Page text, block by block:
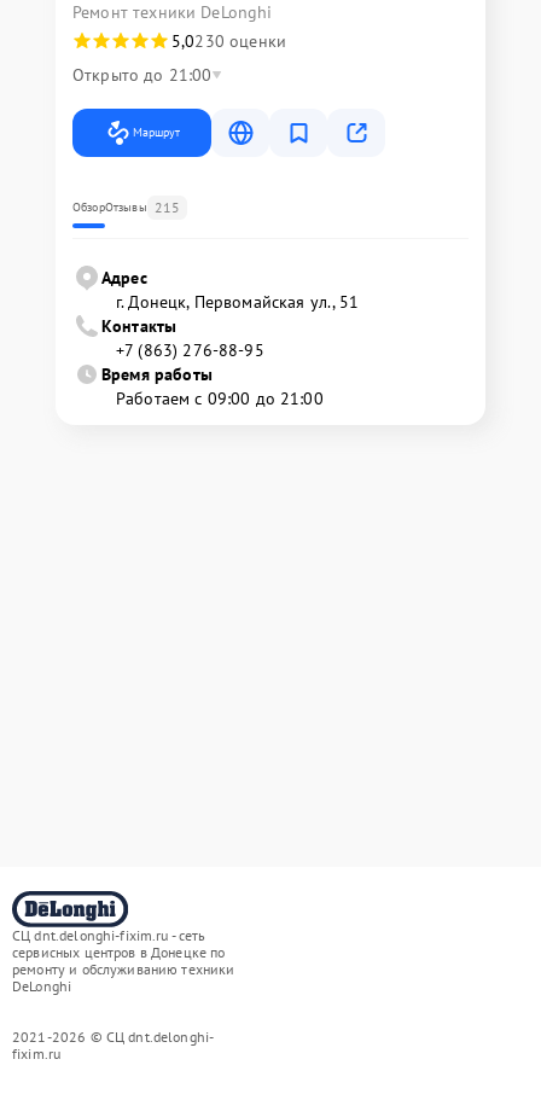
Ремонт техники DeLonghi
5,0230 оценки
Открыто до 21:00
Маршрут
ОбзорОтзывы 215
Адрес
г. Донецк, Первомайская ул., 51
Контакты
+7 (863) 276-88-95
Время работы
Работаем с 09:00 до 21:00
СЦ dnt.delonghi-fixim.ru - сеть
сервисных центров в Донецке по
ремонту и обслуживанию техники
DeLonghi
2021-2026 © СЦ dnt.delonghi-
fixim.ru